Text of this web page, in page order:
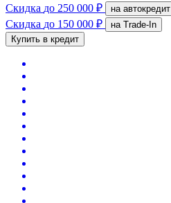
Скидка до 250 000 ₽ на автокредит
Скидка до 150 000 ₽
на Trade-In
Купить в кредит